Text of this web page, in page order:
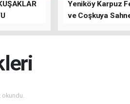
Yeniköy Karpuz
ve Coşkuya
okundu.